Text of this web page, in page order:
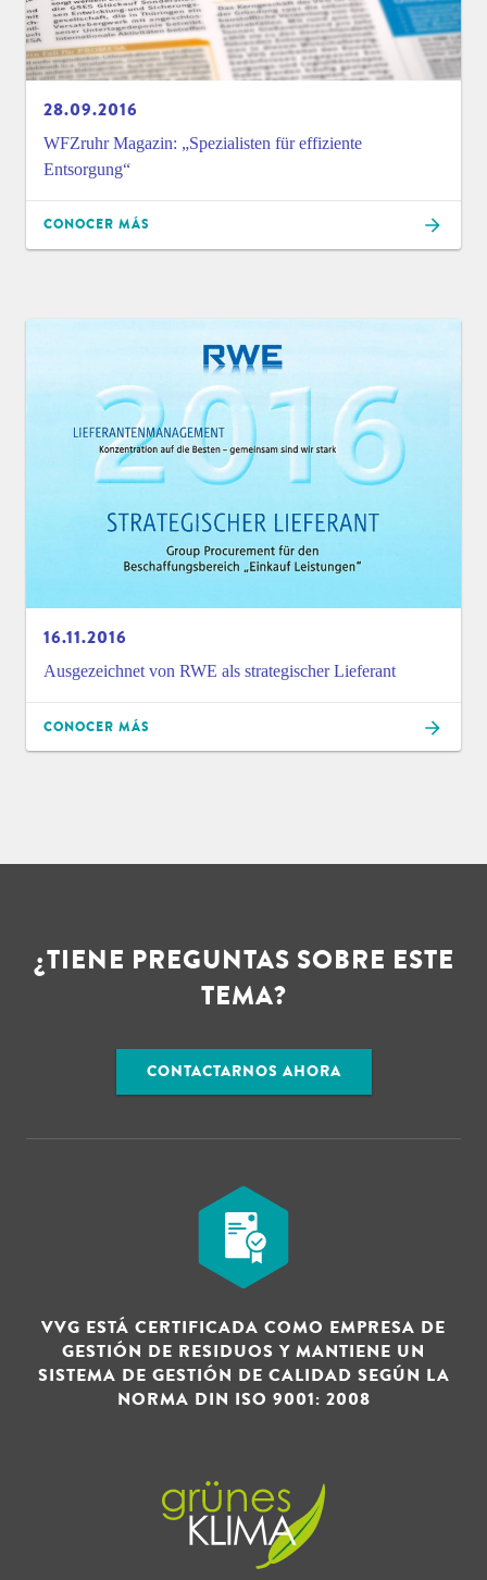
28.09.2016
WFZruhr Magazin: „Spezialisten für effiziente
Entsorgung“
CONOCER MÁS
16.11.2016
Ausgezeichnet von RWE als strategischer Lieferant
CONOCER MÁS
¿TIENE PREGUNTAS SOBRE ESTE
TEMA?
CONTACTARNOS AHORA
VVG ESTÁ CERTIFICADA COMO EMPRESA DE
GESTIÓN DE RESIDUOS Y MANTIENE UN
SISTEMA DE GESTIÓN DE CALIDAD SEGÚN LA
NORMA DIN ISO 9001: 2008